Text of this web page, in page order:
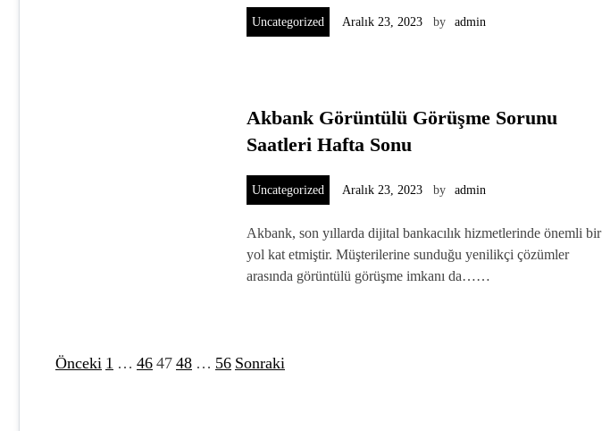
Uncategorized Aralık 23, 2023 by admin
Akbank Görüntülü Görüşme Sorunu
Saatleri Hafta Sonu
Uncategorized Aralık 23, 2023 by admin
Akbank, son yıllarda dijital bankacılık hizmetlerinde önemli bir
yol kat etmiştir. Müşterilerine sunduğu yenilikçi çözümler
arasında görüntülü görüşme imkanı da……
Y
Önceki 1 … 46 47 48 … 56 Sonraki